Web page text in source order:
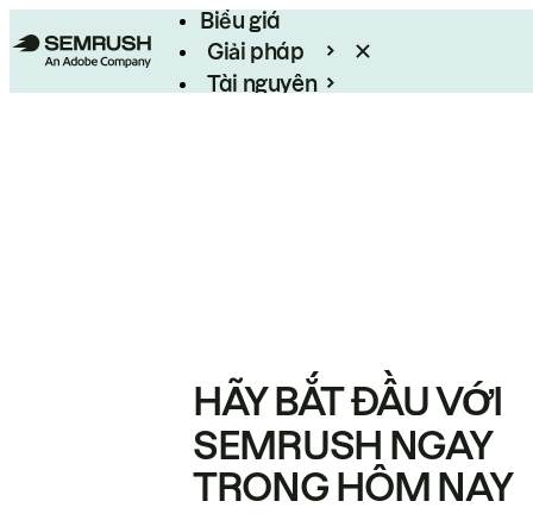
Biểu giá
Giải pháp
Tài nguyên
HÃY BẮT ĐẦU VỚI
SEMRUSH NGAY
TRONG HÔM NAY